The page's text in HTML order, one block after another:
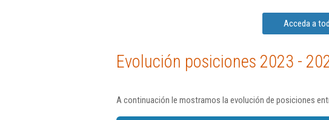
Acceda a
Evolución posiciones 2023 -
A continuación le mostramos la evolución de posiciones